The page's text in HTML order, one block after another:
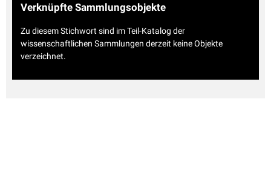
Verknüpfte Sammlungsobjekte
Zu diesem Stichwort sind im Teil-Katalog der
wissenschaftlichen Sammlungen derzeit keine Objekte
verzeichnet.